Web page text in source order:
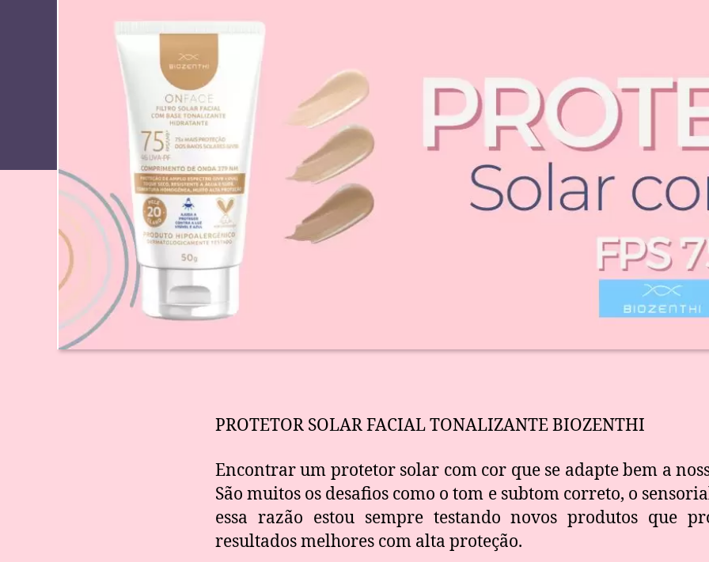
PROTETOR SOLAR FACIAL TONALIZANTE BIOZENTHI
Encontrar um protetor solar com cor que se adapte bem a
São muitos os desafios como o tom e subtom correto, o
essa razão estou sempre testando novos produtos que
resultados melhores com alta proteção.